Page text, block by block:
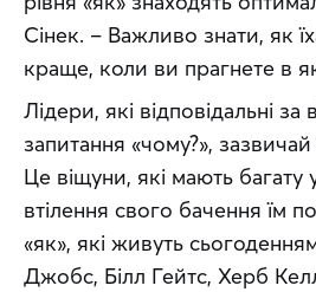
Сінек. – Важливо знати, як
краще, коли ви прагнете в
Лідери, які відповідальні за
запитання «чому?»,
Це віщуни, які мають багату
втілення свого бачення їм
«як», які живуть
Джобс, Білл Гейтс, Херб